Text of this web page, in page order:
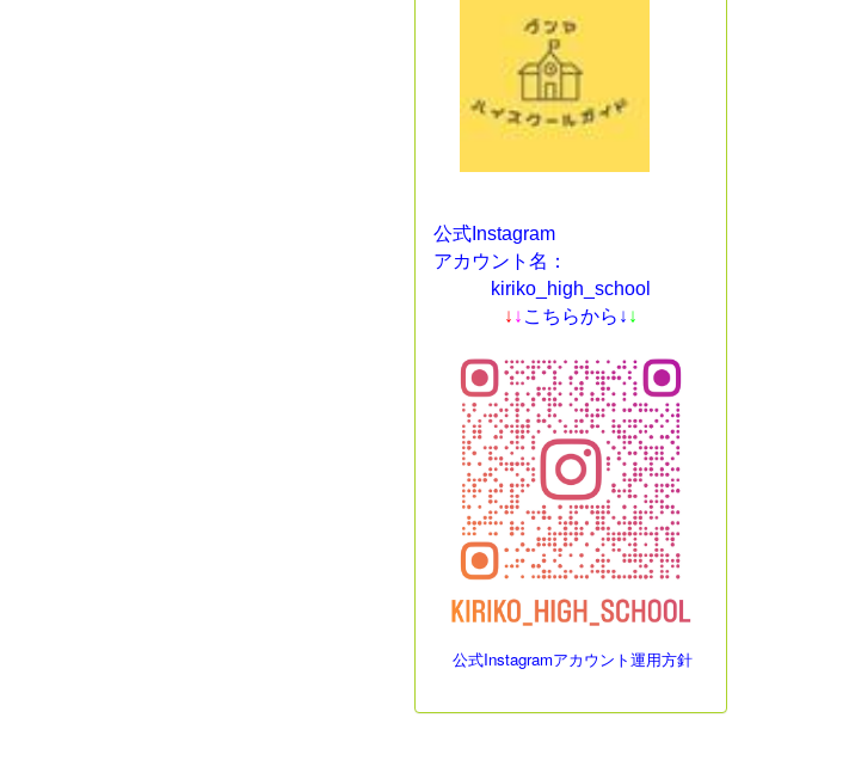
公式Instagram
アカウント名：
kiriko_high_school
↓ ↓ こちらから↓ ↓
公式Instagramアカウント運用方針